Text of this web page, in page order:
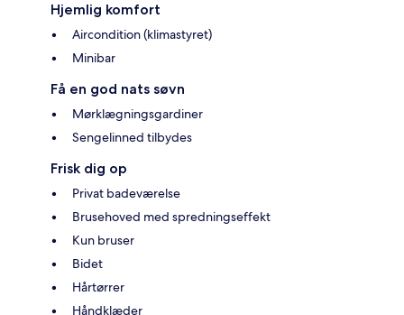
Hjemlig komfort
Aircondition (klimastyret)
Minibar
Få en god nats søvn
Mørklægningsgardiner
Sengelinned tilbydes
Frisk dig op
Privat badeværelse
Brusehoved med spredningseffekt
Kun bruser
Bidet
Hårtørrer
Håndklæder